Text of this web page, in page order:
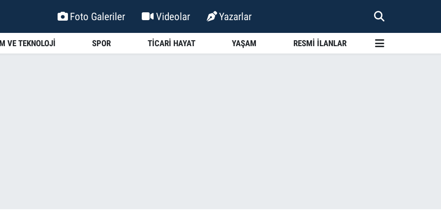
Foto Galeriler Videolar Yazarlar
VE TEKNOLOJİ SPOR TİCARİ HAYAT YAŞAM RESMİ İLANLAR